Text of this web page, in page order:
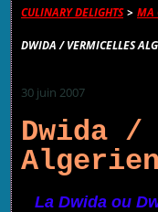
CULINARY DELIGHTS > MA
DWIDA / VERMICELLES
30 juin 2007
Dwida /
La Dwida ou